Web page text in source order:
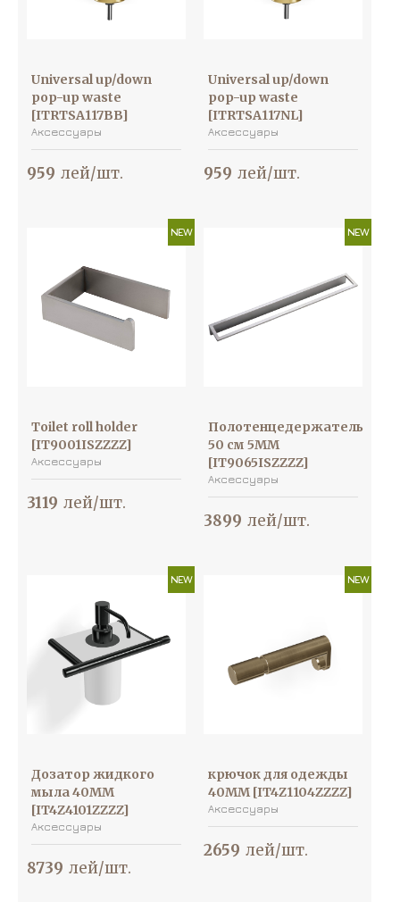
Universal up/down
pop-up waste
[ITRTSA117BB]
Аксессуары
959 лей/шт.
Universal up/down
pop-up waste
[ITRTSA117NL]
Аксессуары
959 лей/шт.
NEW
Toilet roll holder
[IT9001ISZZZZ]
Аксессуары
3119 лей/шт.
NEW
Полотенцедержатель
50 см 5MM
[IT9065ISZZZZ]
Аксессуары
3899 лей/шт.
NEW
Дозатор жидкого
мыла 40MM
[IT4Z4101ZZZZ]
Аксессуары
8739 лей/шт.
NEW
крючок для одежды
40MM [IT4Z1104ZZZZ]
Аксессуары
2659 лей/шт.